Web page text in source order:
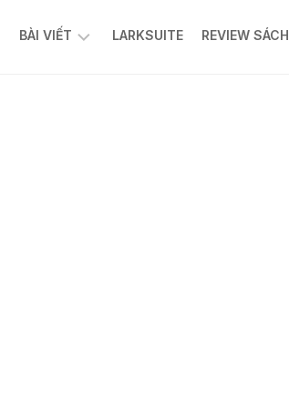
BÀI VIẾT LARKSUITE REVIEW SÁCH